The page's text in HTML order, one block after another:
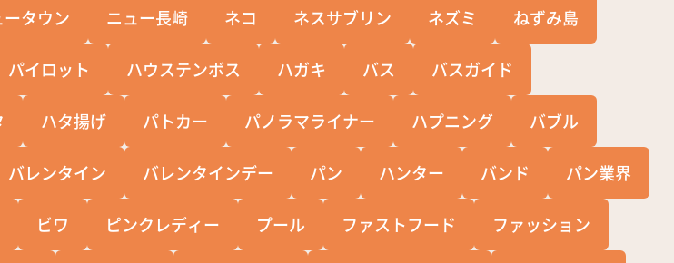
ータウン ニュー長崎 ネコ ネスサブリン ネズミ ねずみ島
パイロット ハウステンボス ハガキ バス バスガイド
ハタ揚げ パトカー パノラマライナー ハプニング バブル
バレンタイン バレンタインデー パン ハンター バンド パン業界
ビワ ピンクレディー プール ファストフード ファッション